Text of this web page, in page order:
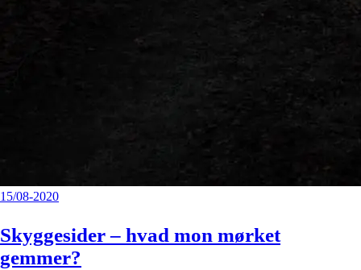
15/08-2020
Skyggesider – hvad mon mørket
gemmer?